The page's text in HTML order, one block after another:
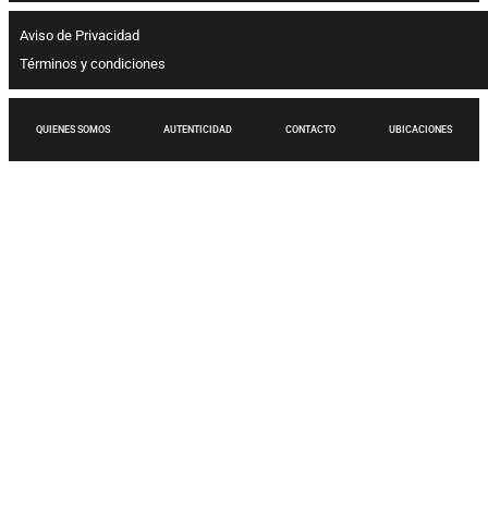
Aviso de Privacidad
Términos y condiciones
QUIENES SOMOS AUTENTICIDAD CONTACTO UBICACIONES